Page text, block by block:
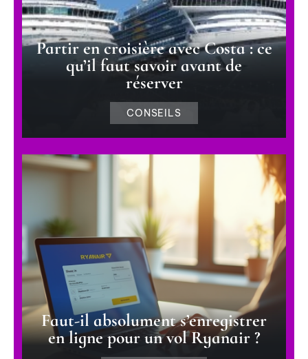
Partir en croisière avec Costa : ce
qu’il faut savoir avant de
réserver
CONSEILS
Faut-il absolument s’enregistrer
en ligne pour un vol Ryanair ?